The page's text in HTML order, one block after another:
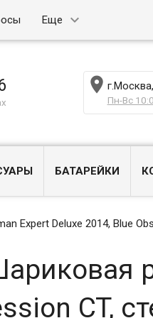
Еще

Пн-Вс
БАТАРЕЙКИ
Expert Deluxe 2014, Blue
CT,